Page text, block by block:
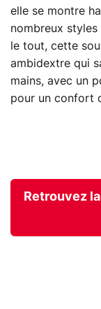
elle se montre
nombreux
le tout, cette
ambidextre qui
mains, avec un
pour un confort
Retrouvez